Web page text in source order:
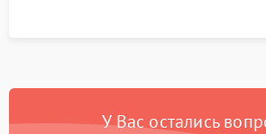
У Вас остались